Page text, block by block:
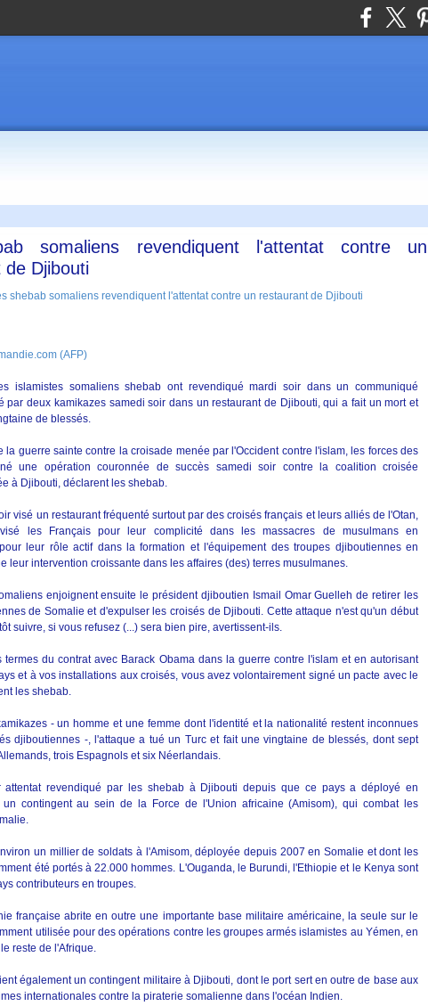
somaliens revendiquent l'attentat contre un
Djibouti
(AFP)
islamistes somaliens shebab ont revendiqué mardi soir dans un communiqué
par deux kamikazes samedi soir dans un restaurant de Djibouti, qui a fait un mort et
de blessés.
la guerre sainte contre la croisade menée par l'Occident contre l'islam, les forces des
une opération couronnée de succès samedi soir contre la coalition croisée
à Djibouti, déclarent les shebab.
visé un restaurant fréquenté surtout par des croisés français et leurs alliés de l'Otan,
les Français pour leur complicité dans les massacres de musulmans en
leur rôle actif dans la formation et l'équipement des troupes djiboutiennes en
leur intervention croissante dans les affaires (des) terres musulmanes.
enjoignent ensuite le président djiboutien Ismail Omar Guelleh de retirer les
de Somalie et d'expulser les croisés de Djibouti. Cette attaque n'est qu'un début
suivre, si vous refusez (...) sera bien pire, avertissent-ils.
termes du contrat avec Barack Obama dans la guerre contre l'islam et en autorisant
et à vos installations aux croisés, vous avez volontairement signé un pacte avec le
les shebab.
- un homme et une femme dont l'identité et la nationalité restent inconnues
djiboutiennes -, l'attaque a tué un Turc et fait une vingtaine de blessés, dont sept
trois Espagnols et six Néerlandais.
attentat revendiqué par les shebab à Djibouti depuis que ce pays a déployé en
un contingent au sein de la Force de l'Union africaine (Amisom), qui combat les
un millier de soldats à l'Amisom, déployée depuis 2007 en Somalie et dont les
été portés à 22.000 hommes. L'Ouganda, le Burundi, l'Ethiopie et le Kenya sont
contributeurs en troupes.
française abrite en outre une importante base militaire américaine, la seule sur le
utilisée pour des opérations contre les groupes armés islamistes au Yémen, en
reste de l'Afrique.
également un contingent militaire à Djibouti, dont le port sert en outre de base aux
internationales contre la piraterie somalienne dans l'océan Indien.